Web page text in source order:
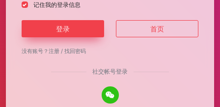
记住我的登录信息
登录 首页
没有账号？ 注册 / 找回密码
社交帐号登录